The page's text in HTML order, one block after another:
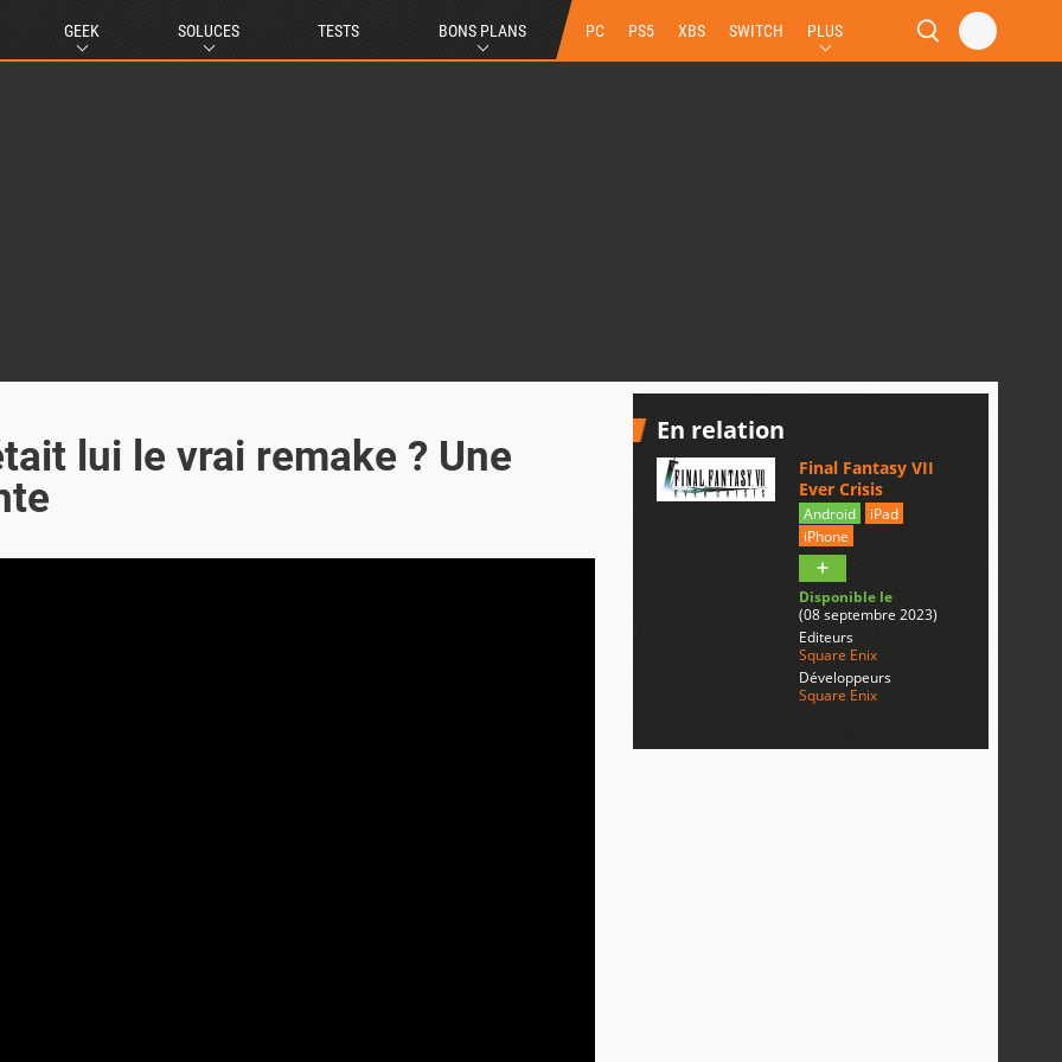
GEEK SOLUCES TESTS BONS PLANS PC PS5 XBS SWITCH PLUS
lui le vrai remake ? Une
En relation
Final Fantasy VII
Ever Crisis
Android
iPad
iPhone
Disponible le
(08 septembre 2023)
Editeurs
Square Enix
Développeurs
Square Enix